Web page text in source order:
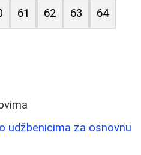
61 62 63 64
udžbenicima za osnovnu